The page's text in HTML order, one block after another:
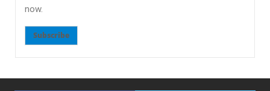
now.
Subscribe